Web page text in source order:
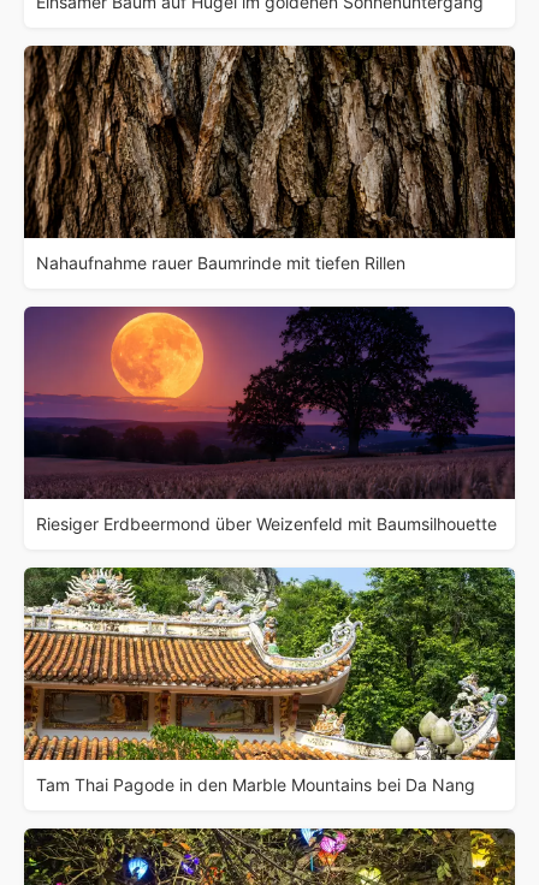
Nahaufnahme rauer Baumrinde mit tiefen Rillen
Riesiger Erdbeermond über Weizenfeld mit Baumsilhouette
Tam Thai Pagode in den Marble Mountains bei Da Nang